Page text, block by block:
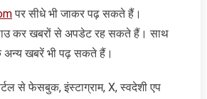
पर सीधे भी जाकर पढ़ सकते हैं।
कर खबरों से अपडेट रह सकते हैं। साथ
अन्‍य खबरें भी पढ़ सकते हैं।
से फेसबुक, इंस्‍टाग्राम, X, स्‍वदेशी एप